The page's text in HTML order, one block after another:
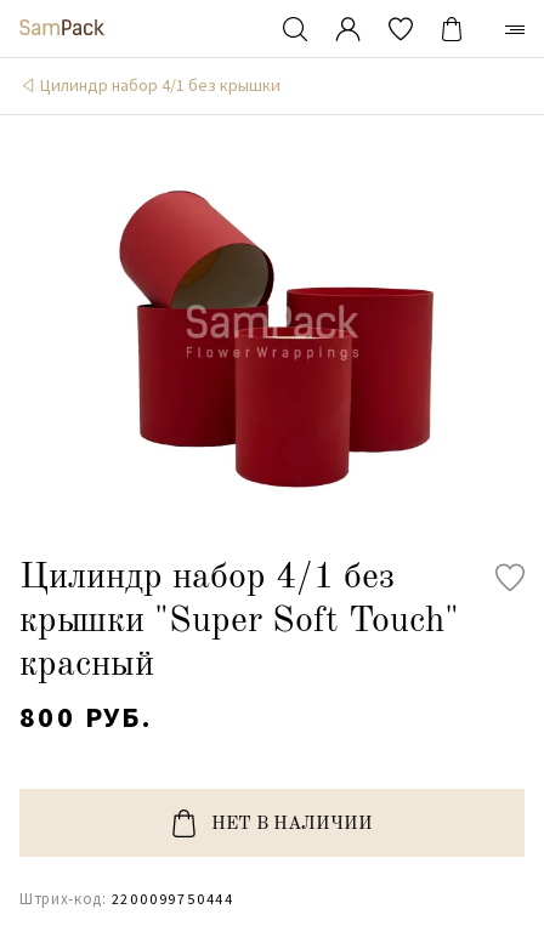
Цилиндр набор 4/1 без крышки
Цилиндр набор 4/1 без
крышки "Super Soft Touch"
красный
800 РУБ.
НЕТ В НАЛИЧИИ
Штрих-код: 2200099750444